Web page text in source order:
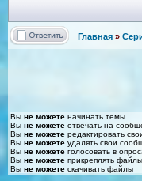
Главная »
Вы не можете начинать темы
Вы не можете отвечать на
Вы не можете редактировать
Вы не можете удалять свои
Вы не можете голосовать в
Вы не можете прикреплять
Вы не можете скачивать файлы